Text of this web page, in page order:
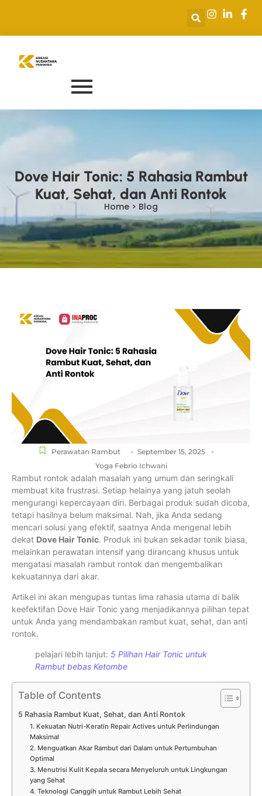
Dove Hair Tonic: 5 Rahasia Rambut
Kuat, Sehat, dan Anti Rontok
Home > Blog
Perawatan Rambut - September 15, 2025 -
Yoga Febrio Ichwani
Rambut rontok adalah masalah yang umum dan seringkali
membuat kita frustrasi. Setiap helainya yang jatuh seolah
mengurangi kepercayaan diri. Berbagai produk sudah dicoba,
tetapi hasilnya belum maksimal. Nah, jika Anda sedang
mencari solusi yang efektif, saatnya Anda mengenal lebih
dekat Dove Hair Tonic. Produk ini bukan sekadar tonik biasa,
melainkan perawatan intensif yang dirancang khusus untuk
mengatasi masalah rambut rontok dan mengembalikan
kekuatannya dari akar.
Artikel ini akan mengupas tuntas lima rahasia utama di balik
keefektifan Dove Hair Tonic yang menjadikannya pilihan tepat
untuk Anda yang mendambakan rambut kuat, sehat, dan anti
rontok.
pelajari lebih lanjut: 5 Pilihan Hair Tonic untuk
Rambut bebas Ketombe
Table of Contents
5 Rahasia Rambut Kuat, Sehat, dan Anti Rontok
1. Kekuatan Nutri-Keratin Repair Actives untuk Perlindungan
Maksimal
2. Menguatkan Akar Rambut dari Dalam untuk Pertumbuhan
Optimal
3. Menutrisi Kulit Kepala secara Menyeluruh untuk Lingkungan
yang Sehat
4. Teknologi Canggih untuk Rambut Lebih Sehat